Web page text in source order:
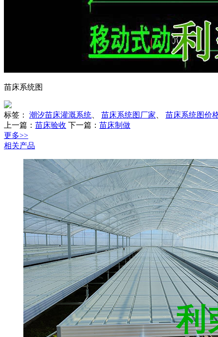
苗床系统图
标签： 潮汐苗床灌溉系统 苗床系统图厂家
苗床系统图价
上一篇： 苗床验收 下一篇： 苗床制做
更多>>
相关产品